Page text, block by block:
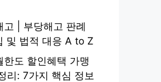
고 | 부당해고 판례
및 법적 대응 A to Z
한도 할인혜택 가맹
리: 7가지 핵심 정보